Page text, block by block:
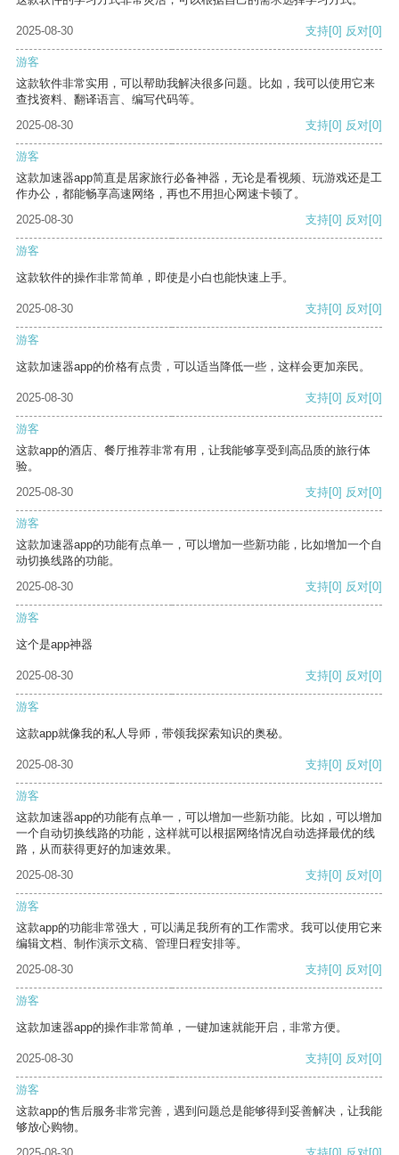
2025-08-30 支持[0] 反对[0]
游客
这款软件非常实用，可以帮助我解决很多问题。比如，我可以使用它来
查找资料、翻译语言、编写代码等。
2025-08-30
支持[0] 反对[0]
游客
这款加速器app简直是居家旅行必备神器，无论是看视频、玩游戏还是工
作办公，都能畅享高速网络，再也不用担心网速卡顿了。
2025-08-30
支持[0] 反对[0]
游客
这款软件的操作非常简单，即使是小白也能快速上手。
2025-08-30 支持[0] 反对[0]
游客
这款加速器app的价格有点贵，可以适当降低一些，这样会更加亲民。
2025-08-30 支持[0] 反对[0]
游客
这款app的酒店、餐厅推荐非常有用，让我能够享受到高品质的旅行体
验。
2025-08-30
支持[0] 反对[0]
游客
这款加速器app的功能有点单一，可以增加一些新功能，比如增加一个自
动切换线路的功能。
2025-08-30
支持[0] 反对[0]
游客
这个是app神器
2025-08-30 支持[0] 反对[0]
游客
这款app就像我的私人导师，带领我探索知识的奥秘。
2025-08-30 支持[0] 反对[0]
游客
这款加速器app的功能有点单一，可以增加一些新功能。比如，可以增加
一个自动切换线路的功能，这样就可以根据网络情况自动选择最优的线
路，从而获得更好的加速效果。
2025-08-30
支持[0] 反对[0]
游客
这款app的功能非常强大，可以满足我所有的工作需求。我可以使用它来
编辑文档、制作演示文稿、管理日程安排等。
2025-08-30
支持[0] 反对[0]
游客
这款加速器app的操作非常简单，一键加速就能开启，非常方便。
2025-08-30 支持[0] 反对[0]
游客
这款app的售后服务非常完善，遇到问题总是能够得到妥善解决，让我能
够放心购物。